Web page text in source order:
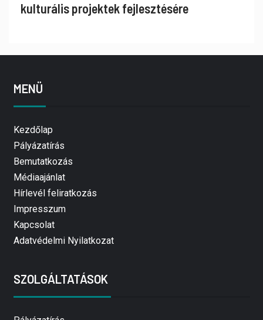
kulturális projektek fejlesztésére
MENÜ
Kezdőlap
Pályázatírás
Bemutatkozás
Médiaajánlat
Hírlevél feliratkozás
Impresszum
Kapcsolat
Adatvédelmi Nyilatkozat
SZOLGÁLTATÁSOK